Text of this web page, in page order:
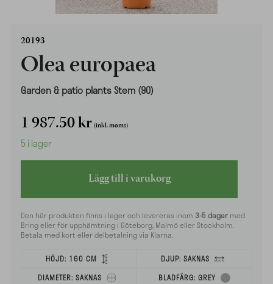
20193
Olea europaea
Garden & patio plants Stem (90)
1 987.50kr (inkl. moms)
5 i lager
Lägg till i varukorg
Den här produkten finns i lager och levereras inom 3-5 dagar med
Bring eller för upphämtning i Göteborg, Malmö eller Stockholm.
Betala med kort eller delbetalning via Klarna.
HÖJD: 160 CM DJUP: SAKNAS
DIAMETER: SAKNAS BLADFÄRG: GREY